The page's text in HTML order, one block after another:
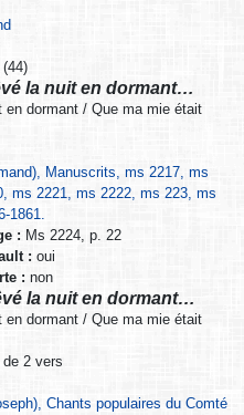
(44)
la nuit en dormant…
en dormant / Que ma mie était
Manuscrits, ms 2217, ms
ms 2221, ms 2222, ms 223, ms
1861.
: Ms 2224, p. 22
: oui
: non
la nuit en dormant…
en dormant / Que ma mie était
2 vers
Chants populaires du Comté